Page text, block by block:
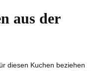
aus der
diesen Kuchen beziehen